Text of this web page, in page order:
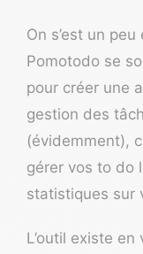
On s’est un
Pomotodo se
pour créer une
gestion des
(évidemment),
gérer vos to do
statistiques sur
L’outil existe